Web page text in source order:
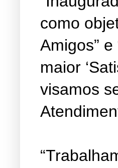
como
Amigos”
maior
visamos